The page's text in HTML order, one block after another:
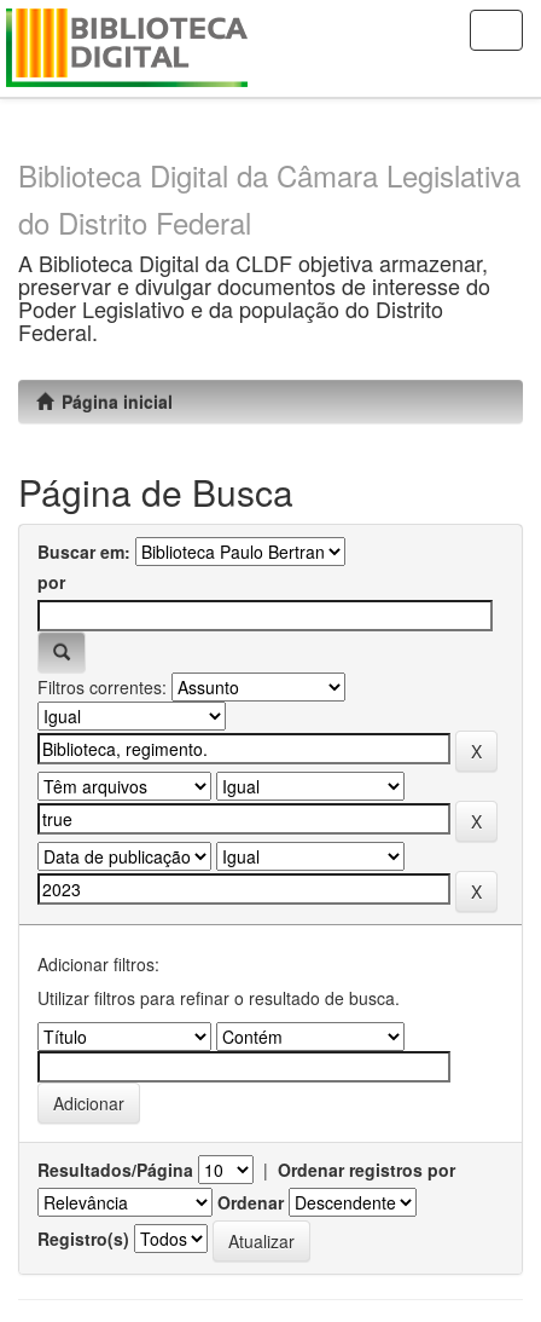
Skip
Biblioteca Digital da Câmara Legislativa
do Distrito Federal
A Biblioteca Digital da CLDF objetiva armazenar,
preservar e divulgar documentos de interesse do
Poder Legislativo e da população do Distrito
Federal.
Página inicial
Página de Busca
Buscar em:
por
Filtros correntes:
Adicionar filtros:
Utilizar filtros para refinar o resultado de busca.
Resultados/Página | Ordenar registros por
Ordenar
Registro(s)